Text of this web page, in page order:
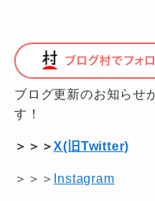
ブログ更新のお知らせ
す！
＞＞＞X(旧Twitter)
＞＞＞ Instagram